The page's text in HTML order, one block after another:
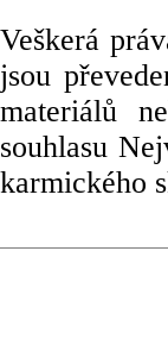
Veškerá
jsou
materiálů
souhlasu
karmického